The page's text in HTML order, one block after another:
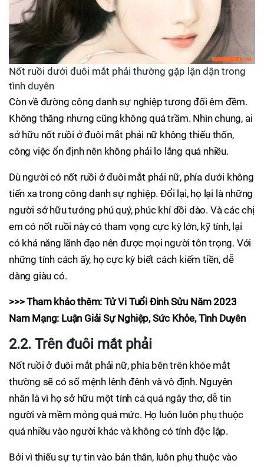
Nốt ruồi dưới đuôi mắt phải thường gặp lận dận trong
tình duyên
Còn về đường công danh sự nghiệp tương đối êm đềm.
Không thăng nhưng cũng không quá trầm. Nhìn chung, ai
sở hữu nốt ruồi ở đuôi mắt phải nữ không thiếu thốn,
công việc ổn định nên không phải lo lắng quá nhiều.
Dù người có nốt ruồi ở đuôi mắt phải nữ, phía dưới không
tiến xa trong công danh sự nghiệp. Đổi lại, họ lại là những
người sở hữu tướng phú quý, phúc khí dồi dào. Và các chị
em có nốt ruồi này có tham vọng cực kỳ lớn, kỹ tính, lại
có khả năng lãnh đạo nên được mọi người tôn trọng. Với
những tính cách ấy, họ cực kỳ biết cách kiếm tiền, dễ
dàng giàu có.
>>> Tham khảo thêm: Tử Vi Tuổi Đinh Sửu Năm 2023
Nam Mạng: Luận Giải Sự Nghiệp, Sức Khỏe, Tình Duyên
2.2. Trên đuôi mắt phải
Nốt ruồi ở đuôi mắt phải nữ, phía bên trên khóe mắt
thường sẽ có số mệnh lênh đênh và vô định. Nguyên
nhân là vì họ sở hữu một tính cá quá ngây thơ, dễ tin
người và mềm mỏng quá mức. Họ luôn luôn phụ thuộc
quá nhiều vào người khác và không có tính độc lập.
Bởi vì thiếu sự tự tin vào bản thân, luôn phụ thuộc vào